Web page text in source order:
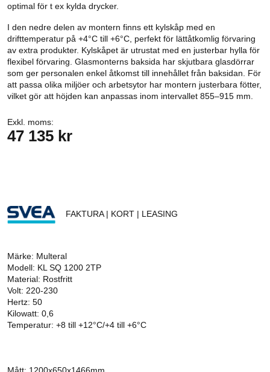
optimal för t ex kylda drycker.
I den nedre delen av montern finns ett kylskåp med en
drifttemperatur på +4°C till +6°C, perfekt för lättåtkomlig förvaring
av extra produkter. Kylskåpet är utrustat med en justerbar hylla för
flexibel förvaring. Glasmonterns baksida har skjutbara glasdörrar
som ger personalen enkel åtkomst till innehållet från baksidan. För
att passa olika miljöer och arbetsytor har montern justerbara fötter,
vilket gör att höjden kan anpassas inom intervallet 855–915 mm.
Exkl. moms:
47 135 kr
FAKTURA | KORT | LEASING
Märke: Multeral
Modell: KL SQ 1200 2TP
Material: Rostfritt
Volt: 220-230
Hertz: 50
Kilowatt: 0,6
Temperatur: +8 till +12°C/+4 till +6°C
Mått: 1200x650x1466mm